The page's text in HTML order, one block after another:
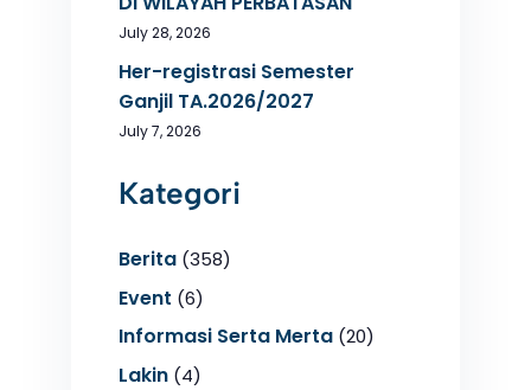
July 28, 2026
Her-registrasi Semester
Ganjil TA.2026/2027
July 7, 2026
Kategori
Berita(358)
Event (6)
Informasi Serta Merta(20)
Lakin(4)